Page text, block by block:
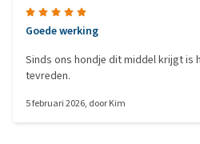
Goede werking
Sinds ons hondje dit middel krijgt is
tevreden.
5 februari 2026, doorKim